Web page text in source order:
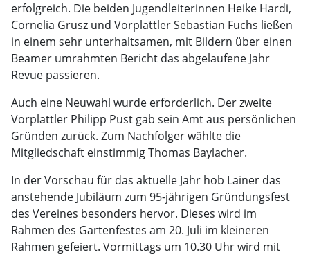
erfolgreich. Die beiden Jugendleiterinnen Heike Hardi,
Cornelia Grusz und Vorplattler Sebastian Fuchs ließen
in einem sehr unterhaltsamen, mit Bildern über einen
Beamer umrahmten Bericht das abgelaufene Jahr
Revue passieren.
Auch eine Neuwahl wurde erforderlich. Der zweite
Vorplattler Philipp Pust gab sein Amt aus persönlichen
Gründen zurück. Zum Nachfolger wählte die
Mitgliedschaft einstimmig Thomas Baylacher.
In der Vorschau für das aktuelle Jahr hob Lainer das
anstehende Jubiläum zum 95-jährigen Gründungsfest
des Vereines besonders hervor. Dieses wird im
Rahmen des Gartenfestes am 20. Juli im kleineren
Rahmen gefeiert. Vormittags um 10.30 Uhr wird mit